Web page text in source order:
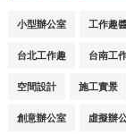
小型辦公室 工作趣
台北工作趣 台南工
空間設計 施工實景
創意辦公室 虛擬辦